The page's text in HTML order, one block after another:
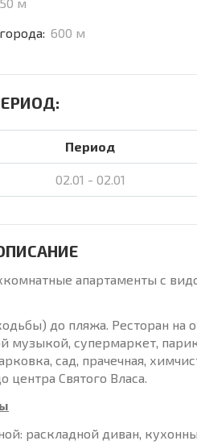
600 м
Период
02.01 - 02.01
апартаменты с
до пляжа. Ресторан на
музыкой, супермаркет,
сад, прачечная,
центра Святого Власа.
раскладной диван,